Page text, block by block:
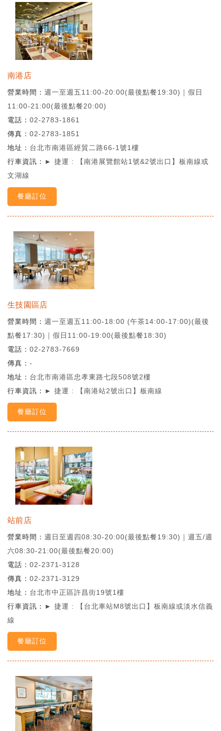
南港店
營業時間
週一至週五11:00-20:00(最後點餐19:30)｜假日
11:00-21:00(最後點餐20:00)
電話
02-2783-1861
傳真
02-2783-1851
地址
台北市南港區經貿二路66-1號1樓
行車資訊
► 捷運 : 【南港展覽館站1號&2號出口】板南線或
文湖線
餐廳訂位
生技園區店
營業時間
週一至週五11:00-18:00 (午茶14:00-17:00)(最後
點餐17:30)｜假日11:00-19:00(最後點餐18:30)
電話
02-2783-7669
傳真
-
地址
台北市南港區忠孝東路七段508號2樓
行車資訊
► 捷運 : 【南港站2號出口】板南線
餐廳訂位
站前店
營業時間
週日至週四08:30-20:00(最後點餐19:30)｜週五/週
六08:30-21:00(最後點餐20:00)
電話
02-2371-3128
傳真
02-2371-3129
地址
台北市中正區許昌街19號1樓
行車資訊
► 捷運 : 【台北車站M8號出口】板南線或淡水信義
線
餐廳訂位